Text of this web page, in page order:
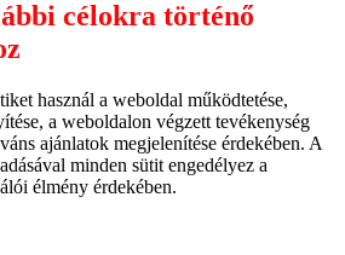
célokra történő
használ a weboldal működtetése,
a weboldalon végzett tevékenység
ajánlatok megjelenítése érdekében. A
minden sütit engedélyez a
élmény érdekében.